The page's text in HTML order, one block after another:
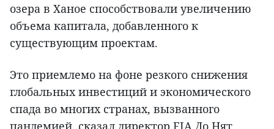
озера в Ханое способствовали увеличению
объема капитала, добавленного к
существующим проектам.
Это приемлемо на фоне резкого снижения
глобальных инвестиций и экономического
спада во многих странах, вызванного
пандемией, сказал директор FIA До Нят